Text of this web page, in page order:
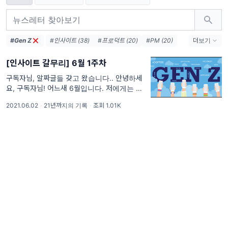
#Gen Z #인사이트 (38) #프로덕트 (20)
#PM (20)
#스타트업 (16)
#PO (11)
#기획 (10)
#글쓰기 (7)
#마케터 (6)
#기획자 (6)
#성장 (5)
#UX (3) #창업 (3) #구독 (3)
더보기
[인사이트 갈무리] 6월 1주차
구독자님, 알짜글들 갖고 왔습니다.. 안녕하세
요, 구독자님! 어느새 6월입니다. 저에게는 정
도 뉴스레터를 매주 쓰면서 이 시간만큼은 평온
2021.06.02 · 21년까지의 기록 · 조회 1.01K